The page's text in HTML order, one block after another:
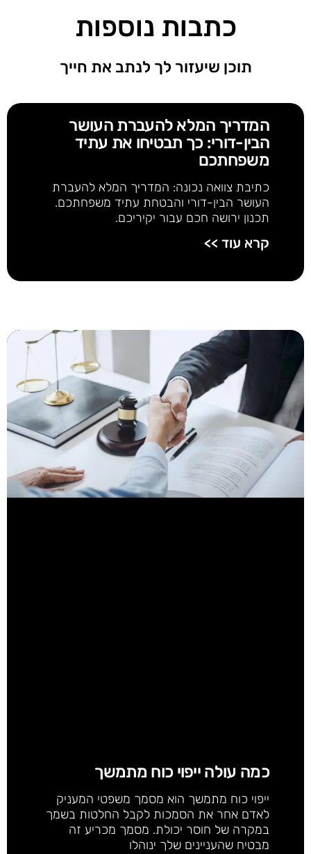
כתבות נוספות
תוכן שיעזור לך לנתב את חייך
המדריך המלא להעברת העושר
הבין-דורי: כך תבטיחו את עתיד
משפחתכם
כתיבת צוואה נכונה: המדריך המלא להעברת
העושר הבין-דורי והבטחת עתיד משפחתכם.
תכנון ירושה חכם עבור יקיריכם.
קרא עוד >>
כמה עולה ייפוי כוח מתמשך
ייפוי כוח מתמשך הוא מסמך משפטי המעניק
לאדם אחר את הסמכות לקבל החלטות בשמך
במקרה של חוסר יכולת. מסמך מכריע זה
מבטיח שהעניינים שלך ינוהלו